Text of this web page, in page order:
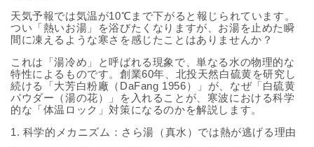
天気予報では気温が10℃まで下がると報じられています。
つい「熱いお湯」を浴びたくなりますが、お湯を止めた瞬
間に凍えるような寒さを感じたことはありませんか？
これは「湯冷め」と呼ばれる現象で、単なる水の物理的な
特性によるものです。創業60年、北投天然白硫黄を研究し
続ける「大芳白粉廠（DaFang 1956）」が、なぜ「白硫黄
パウダー（湯の花）」を入れることが、寒波における科学
的な「体温ロック」対策になるのかを解説します。
1. 科学的メカニズム：さら湯（真水）では熱が逃げる理由